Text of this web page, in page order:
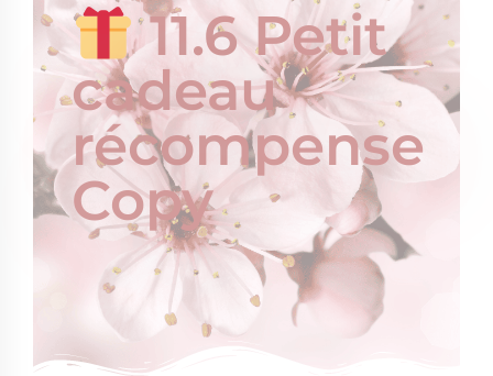
11.6 Petit
cadeau
récompense
Copy